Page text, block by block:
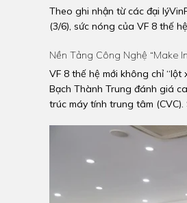
Theo ghi nhận từ các đại
(3/6), sức nóng của VF 8 thế
Nền Tảng Công Nghệ “make
VF 8 thế hệ mới không chỉ
Bạch Thành Trung đánh giá
trúc máy tính trung tâm